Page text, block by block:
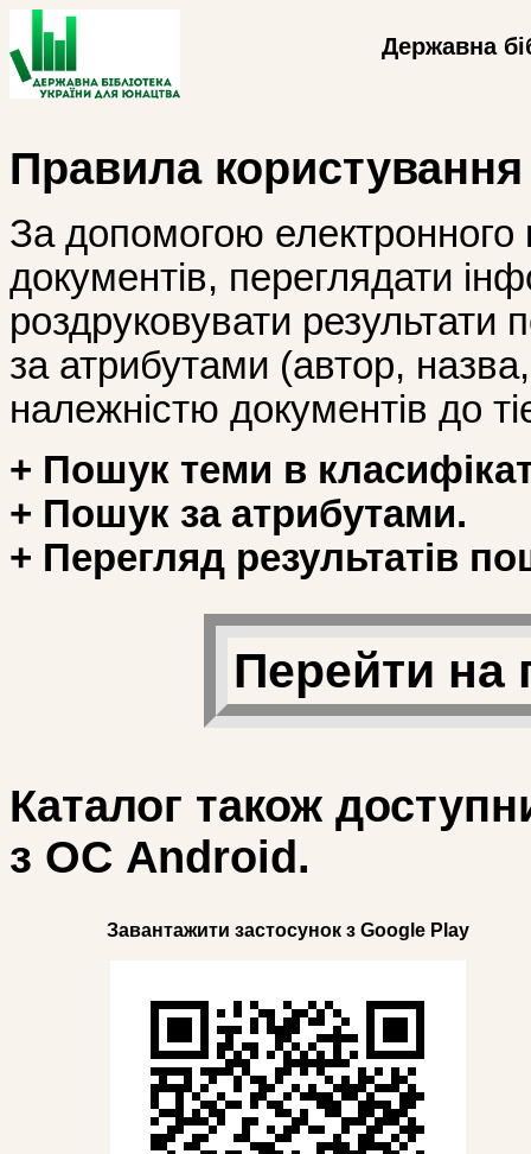
Державна
Правила
За допомогою
документів, переглядати
роздруковувати
за атрибутами (автор, назва,
належністю документів до
+ Пошук теми в
+ Пошук за атрибутами.
+ Перегляд результатів
Перейти на
Каталог також
з ОС Android.
Завантажити застосунок з Google Play